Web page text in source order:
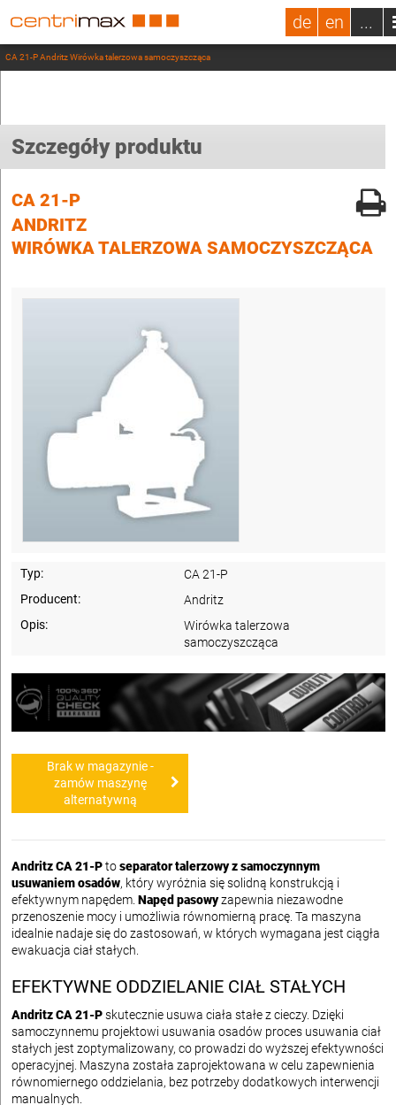
de en ...
CA 21-P Andritz Wirówka talerzowa samoczyszcząca
Szczegóły produktu
CA 21-P
ANDRITZ
WIRÓWKA TALERZOWA SAMOCZYSZCZĄCA
Typ:
CA 21-P
Producent:
Andritz
Opis:
Wirówka talerzowa
samoczyszcząca
Brak w magazynie -
zamów maszynę
alternatywną
Andritz CA 21-Ptoseparator talerzowy z samoczynnym
usuwaniem osadów, który wyróżnia się solidną konstrukcją i
efektywnym napędem. Napęd pasowyzapewnia niezawodne
przenoszenie mocy i umożliwia równomierną pracę. Ta maszyna
idealnie nadaje się do zastosowań, w których wymagana jest ciągła
ewakuacja ciał stałych.
EFEKTYWNE ODDZIELANIE CIAŁ STAŁYCH
Andritz CA 21-Pskutecznie usuwa ciała stałe z cieczy. Dzięki
samoczynnemu projektowi usuwania osadów proces usuwania ciał
stałych jest zoptymalizowany, co prowadzi do wyższej efektywności
operacyjnej. Maszyna została zaprojektowana w celu zapewnienia
równomiernego oddzielania, bez potrzeby dodatkowych interwencji
manualnych.